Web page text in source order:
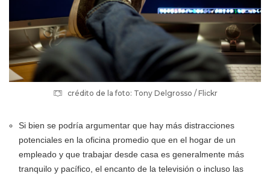
crédito de la foto: Tony Delgrosso / Flickr
Si bien se podría argumentar que hay más distracciones
potenciales en la oficina promedio que en el hogar de un
empleado y que trabajar desde casa es generalmente más
tranquilo y pacífico, el encanto de la televisión o incluso las